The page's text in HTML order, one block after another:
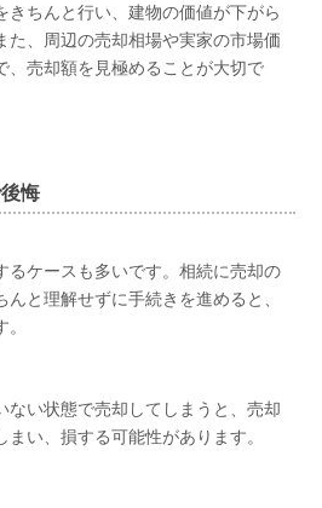
きちんと行い、建物の価値が下がら
た、周辺の売却相場や実家の市場価
、売却額を見極めることが大切で
悔
るケースも多いです。相続に売却の
と理解せずに手続きを進めると、
ない状態で売却してしまうと、売却
い、損する可能性があります。